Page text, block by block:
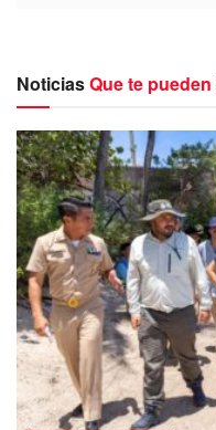
secretario del Sindicato
una impactante violencia
colonia Zazil-Ha al
Jiménez.
Este hecho violento es
automovilístico
la calle 42, en donde un
taxistas “Lázaro
que se trasladaba a
NoticiasQue te